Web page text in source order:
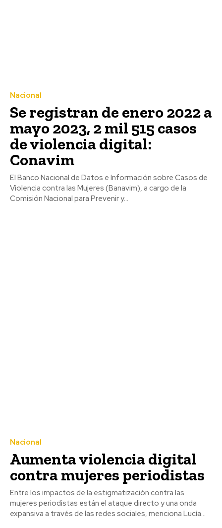
Nacional
Se registran de enero 2022 a
mayo 2023, 2 mil 515 casos
de violencia digital:
Conavim
El Banco Nacional de Datos e Información sobre Casos de
Violencia contra las Mujeres (Banavim), a cargo de la
Comisión Nacional para Prevenir y...
Nacional
Aumenta violencia digital
contra mujeres periodistas
Entre los impactos de la estigmatización contra las
mujeres periodistas están el ataque directo y una onda
expansiva a través de las redes sociales, menciona Lucía...